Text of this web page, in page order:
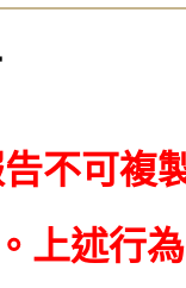
不可複
上述行